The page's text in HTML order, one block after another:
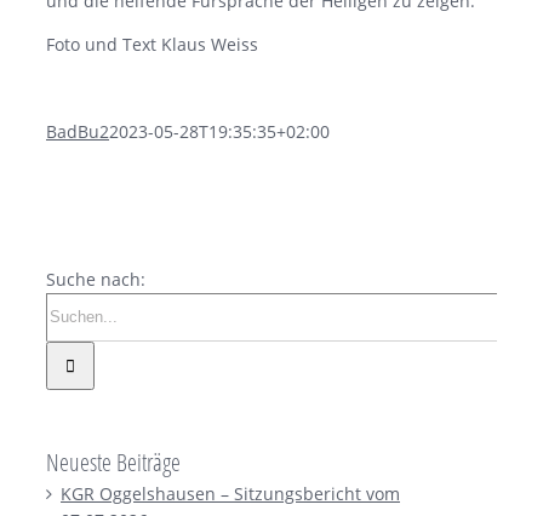
Foto und Text Klaus Weiss
BadBu22023-05-28T19:35:35+02:00
Suche nach:
Neueste Beiträge
KGR Oggelshausen – Sitzungsbericht vom